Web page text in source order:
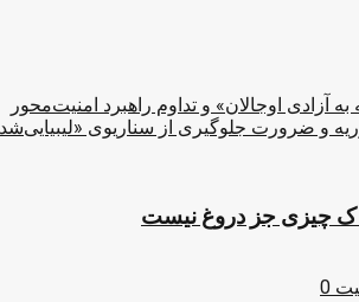
به آزادی اوجالان» و تداوم راهبرد امنیت‌محور
و ضرورت جلوگیری از سناریوی
چیزی جز دروغ نیست
0